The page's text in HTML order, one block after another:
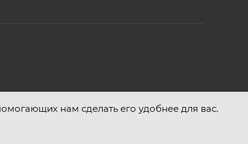
нам сделать его удобнее для вас.